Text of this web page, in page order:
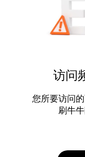
访问
您所要访问
刷牛